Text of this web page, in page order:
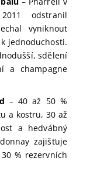
odstranil
vyniknout
jednoduchosti.
sdělení
a champagne
– 40 až 50 %
a kostru, 30 až
a hedvábný
zajišťuje
% rezervních